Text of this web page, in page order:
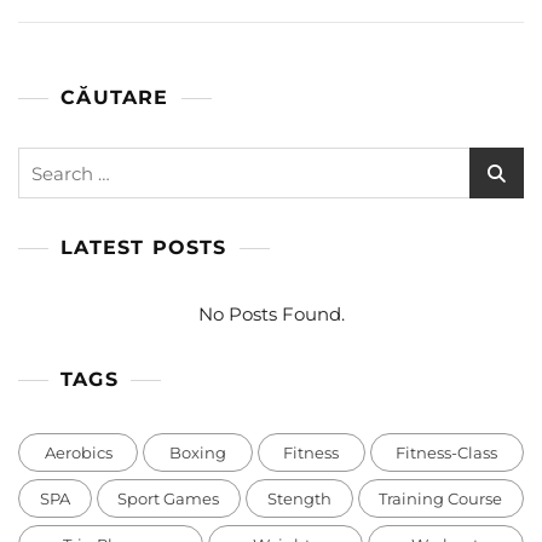
CĂUTARE
LATEST POSTS
No Posts Found.
TAGS
Aerobics Boxing Fitness Fitness-Class
SPA Sport Games Stength Training Course